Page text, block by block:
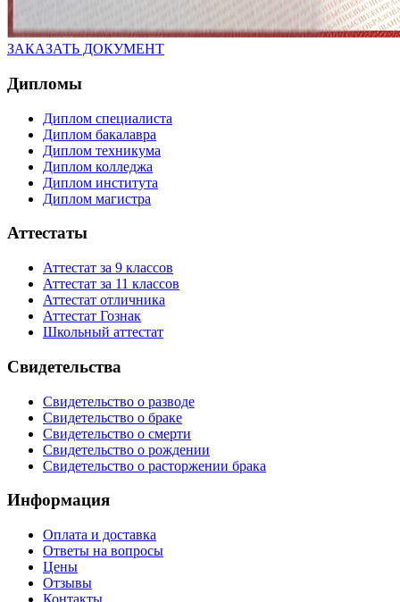
ЗАКАЗАТЬ ДОКУМЕНТ
Дипломы
Диплом специалиста
Диплом бакалавра
Диплом техникума
Диплом колледжа
Диплом института
Диплом магистра
Аттестаты
Аттестат за 9 классов
Аттестат за 11 классов
Аттестат отличника
Аттестат Гознак
Школьный аттестат
Свидетельства
Свидетельство о разводе
Свидетельство о браке
Свидетельство о смерти
Свидетельство о рождении
Свидетельство о расторжении брака
Информация
Оплата и доставка
Ответы на вопросы
Цены
Отзывы
Контакты